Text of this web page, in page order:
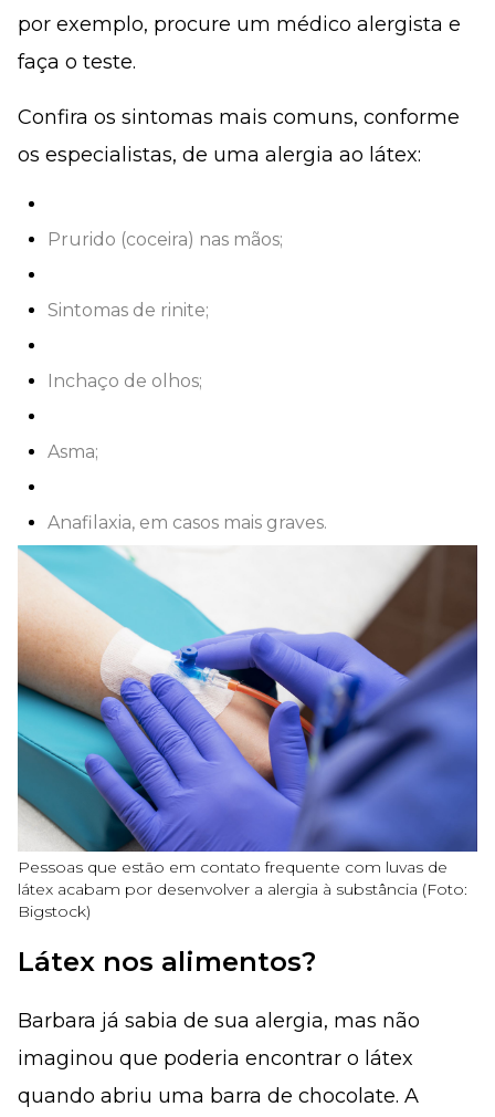
por exemplo, procure um médico alergista e
faça o teste.
Confira os sintomas mais comuns, conforme
os especialistas, de uma alergia ao látex:
Prurido (coceira) nas mãos;
Sintomas de rinite;
Inchaço de olhos;
Asma;
Anafilaxia, em casos mais graves.
Pessoas que estão em contato frequente com luvas de
látex acabam por desenvolver a alergia à substância (Foto:
Bigstock)
Látex nos alimentos?
Barbara já sabia de sua alergia, mas não
imaginou que poderia encontrar o látex
quando abriu uma barra de chocolate. A